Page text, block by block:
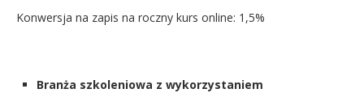
Konwersja na zapis na roczny kurs online: 1,5%
Branża szkoleniowa z wykorzystaniem